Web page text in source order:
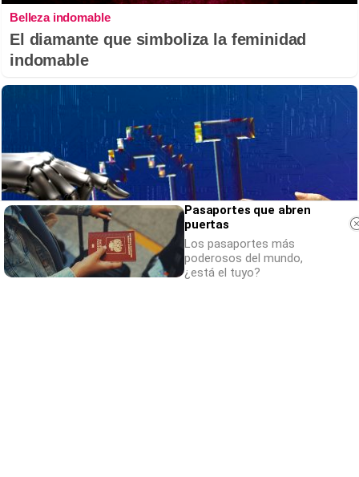
Belleza indomable
El diamante que simboliza la feminidad
indomable
Pasaportes que abren
puertas
Los pasaportes más
poderosos del mundo,
¿está el tuyo?